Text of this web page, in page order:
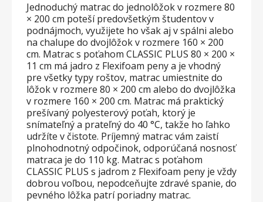
Jednoduchý matrac do jednolôžok v rozmere 80
× 200 cm poteší predovšetkým študentov v
podnájmoch, využijete ho však aj v spálni alebo
na chalupe do dvojlôžok v rozmere 160 × 200
cm. Matrac s poťahom CLASSIC PLUS 80 × 200 ×
11 cm má jadro z Flexifoam peny a je vhodný
pre všetky typy roštov, matrac umiestnite do
lôžok v rozmere 80 × 200 cm alebo do dvojlôžka
v rozmere 160 × 200 cm. Matrac má praktický
prešívaný polyesterový poťah, ktorý je
snímateľný a prateľný do 40 °C, takže ho ľahko
udržíte v čistote. Príjemný matrac vám zaistí
plnohodnotný odpočinok, odporúčaná nosnosť
matraca je do 110 kg. Matrac s poťahom
CLASSIC PLUS s jadrom z Flexifoam peny je vždy
dobrou voľbou, nepodceňujte zdravé spanie, do
pevného lôžka patrí poriadny matrac.